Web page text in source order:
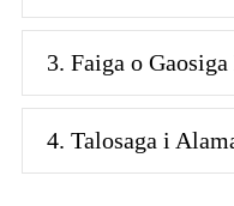
3. Faiga o
4. Talosaga i